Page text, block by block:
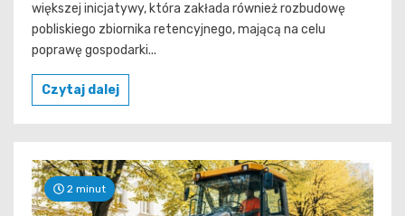
większej inicjatywy, która zakłada również rozbudowę
pobliskiego zbiornika retencyjnego, mającą na celu
poprawę gospodarki...
Czytaj dalej
2 minut